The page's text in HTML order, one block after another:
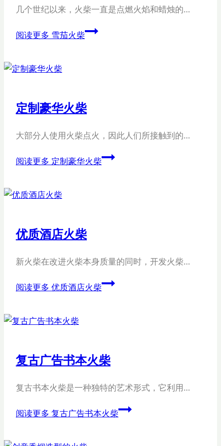
几个世纪以来，火柴一直是点燃火焰和蜡烛的…
阅读更多 雪茄火柴
定制豪华火柴
大部分人使用火柴点火，因此人们所接触到的…
阅读更多 定制豪华火柴
优质酒店火柴
新火柴在改进火柴本身质量的同时，开发火柴…
阅读更多 优质酒店火柴
复古广告书本火柴
复古书本火柴是一种独特的艺术形式，它利用…
阅读更多 复古广告书本火柴